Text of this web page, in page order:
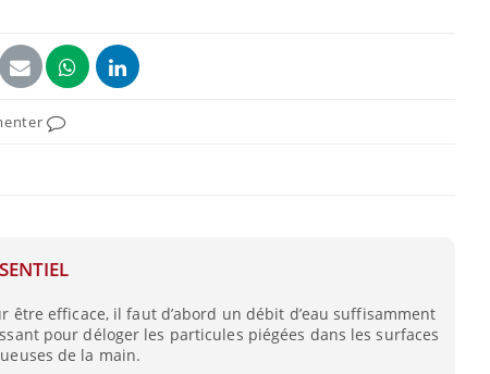
être efficace, il faut d’abord un débit d’eau suffisamment
pour déloger les particules piégées dans les surfaces
de la main.